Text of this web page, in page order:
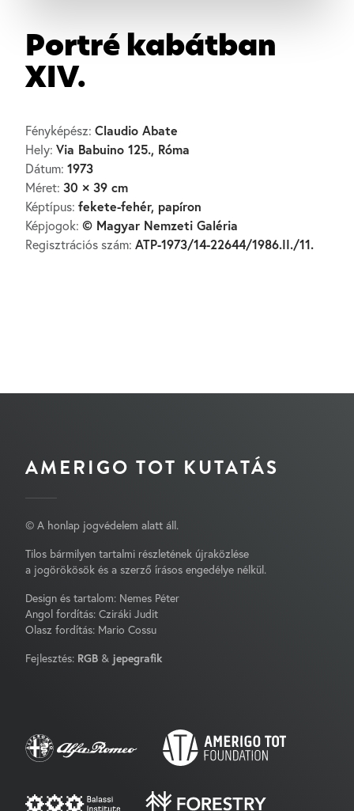
Portré kabátban
XIV.
Fényképész: Claudio Abate
Hely: Via Babuino 125., Róma
Dátum: 1973
Méret: 30 × 39 cm
Képtípus: fekete-fehér, papíron
Képjogok: © Magyar Nemzeti Galéria
Regisztrációs szám: ATP-1973/14-22644/1986.II./11.
AMERIGO TOT KUTATÁS
© A honlap jogvédelem alatt áll.
Tilos bármilyen tartalmi részletének újraközlése
a jogörökösök és a szerző írásos engedélye nélkül.
Design és tartalom: Nemes Péter
Angol fordítás: Cziráki Judit
Olasz fordítás: Mario Cossu
Fejlesztés: RGB & jepegrafik